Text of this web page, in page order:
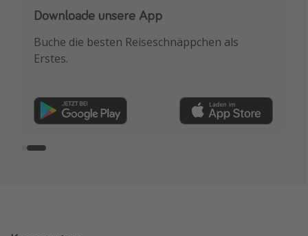
Melde dich für unseren Newsletter an
Erhalte die besten Reisedeals, Urlaubshacks &
Inspiration!
Downloade unsere App
Buche die besten Reiseschnäppchen als
Erstes.